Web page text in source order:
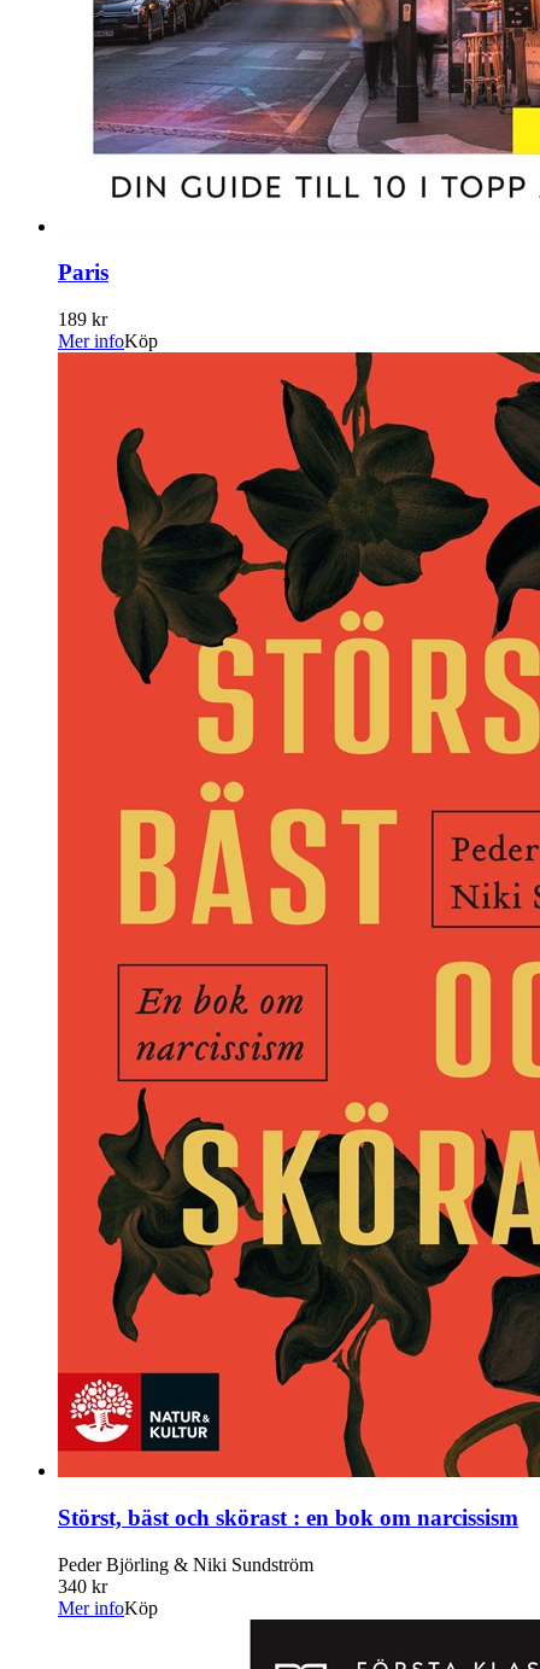
Paris
189 kr
Mer infoKöp
Störst, bäst och skörast : en bok om narcissism
Peder Björling & Niki Sundström
340 kr
Mer infoKöp